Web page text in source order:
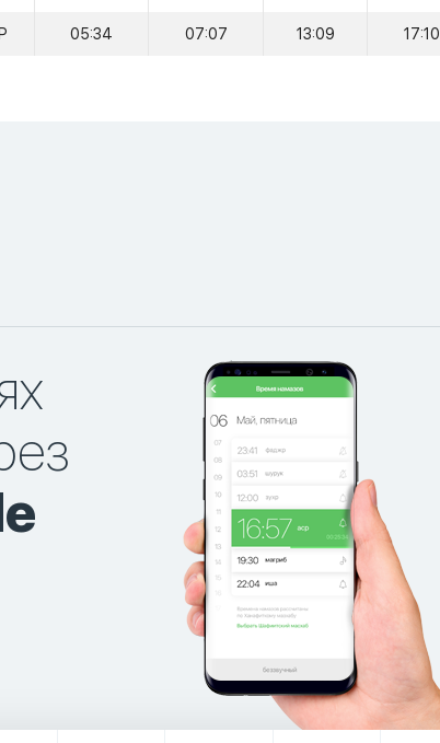
05:34 07:07 13:09 17:10